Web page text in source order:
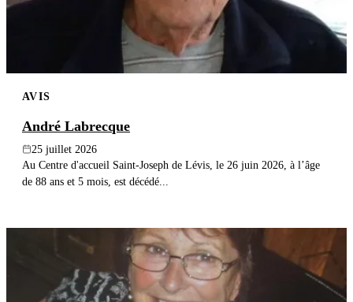
AVIS
André Labrecque
25 juillet 2026
Au Centre d'accueil Saint-Joseph de Lévis, le 26 juin 2026, à l’âge
de 88 ans et 5 mois, est décédé...